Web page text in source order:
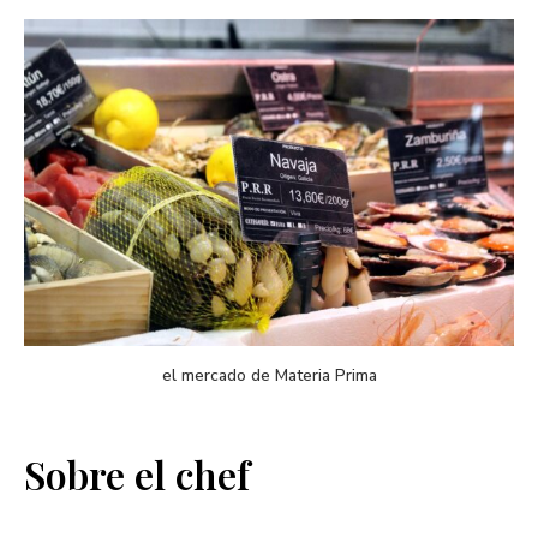
el mercado de Materia Prima
Sobre el chef